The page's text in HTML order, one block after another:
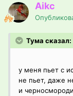
Aikc
Тума сказал:
у меня пьет с
не пьет, даже
и